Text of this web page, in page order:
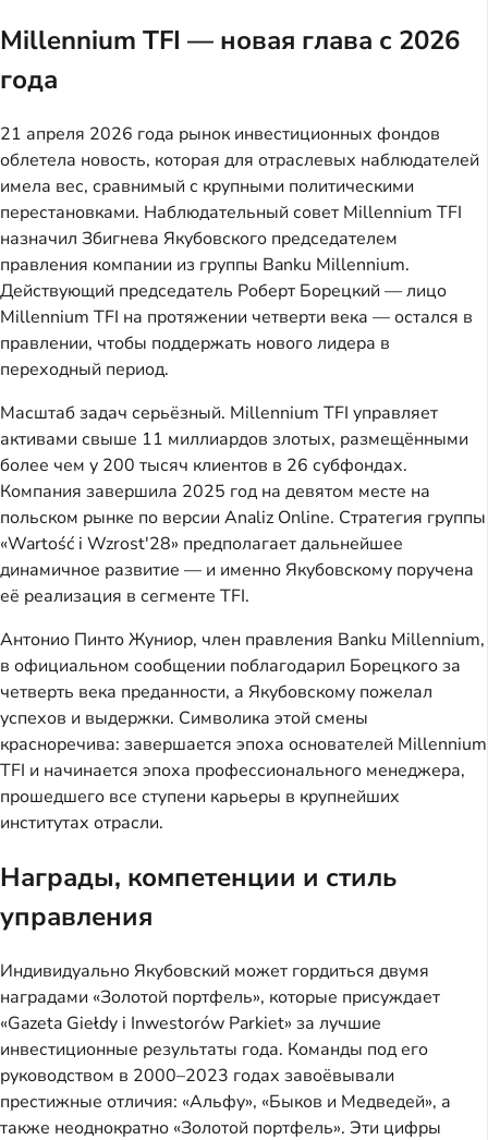
Millennium TFI — новая глава с 2026
года
21 апреля 2026 года рынок инвестиционных фондов
облетела новость, которая для отраслевых наблюдателей
имела вес, сравнимый с крупными политическими
перестановками. Наблюдательный совет Millennium TFI
назначил Збигнева Якубовского председателем
правления компании из группы Banku Millennium.
Действующий председатель Роберт Борецкий — лицо
Millennium TFI на протяжении четверти века — остался в
правлении, чтобы поддержать нового лидера в
переходный период.
Масштаб задач серьёзный. Millennium TFI управляет
активами свыше 11 миллиардов злотых, размещёнными
более чем у 200 тысяч клиентов в 26 субфондах.
Компания завершила 2025 год на девятом месте на
польском рынке по версии Analiz Online. Стратегия группы
«Wartość i Wzrost'28» предполагает дальнейшее
динамичное развитие — и именно Якубовскому поручена
её реализация в сегменте TFI.
Антонио Пинто Жуниор, член правления Banku Millennium,
в официальном сообщении поблагодарил Борецкого за
четверть века преданности, а Якубовскому пожелал
успехов и выдержки. Символика этой смены
красноречива: завершается эпоха основателей Millennium
TFI и начинается эпоха профессионального менеджера,
прошедшего все ступени карьеры в крупнейших
институтах отрасли.
Награды, компетенции и стиль
управления
Индивидуально Якубовский может гордиться двумя
наградами «Золотой портфель», которые присуждает
«Gazeta Giełdy i Inwestorów Parkiet» за лучшие
инвестиционные результаты года. Команды под его
руководством в 2000–2023 годах завоёвывали
престижные отличия: «Альфу», «Быков и Медведей», а
также неоднократно «Золотой портфель». Эти цифры